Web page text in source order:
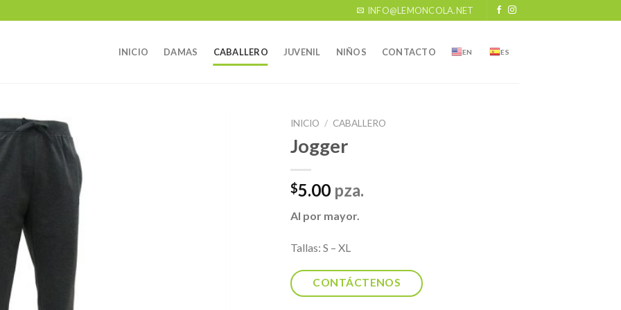
INFO@LEMONCOLA.NET
INICIO DAMAS CABALLERO JUVENIL NIÑOS CONTACTO EN ES
INICIO / CABALLERO
Jogger
$5.00 pza.
Al por mayor.
Tallas: S – XL
CONTÁCTENOS